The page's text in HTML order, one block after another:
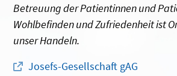
Betreuung der Patientinnen und
Wohlbefinden und Zufriedenheit ist
unser Handeln.
Josefs-Gesellschaft gAG